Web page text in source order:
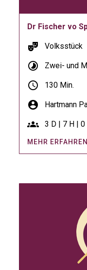
Dr Fischer vo
theater_comedy Volksstück
timelapse Zwei- und
schedule 130 Min.
account_circle Hartmann
groups 3 D | 7 H |
MEHR ERFAHREN